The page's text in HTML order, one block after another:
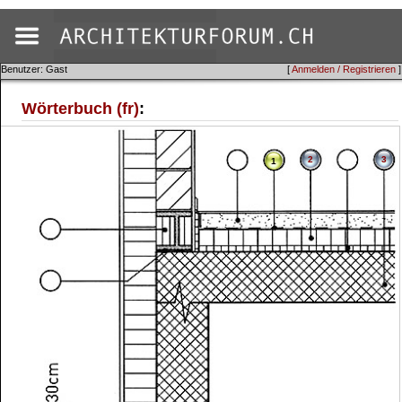
[Anmelden / Registrieren ]
Benutzer: Gast
Wörterbuch (fr):
1 2 3